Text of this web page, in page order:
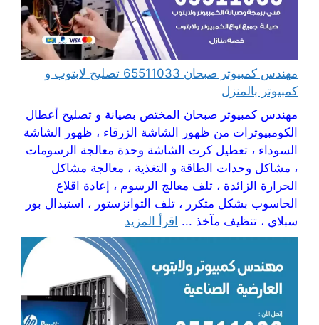
مهندس كمبيوتر صبحان 65511033 تصليح لابتوب و
كمبيوتر بالمنزل
مهندس كمبيوتر صبحان المختص بصيانة و تصليح أعطال
الكومبيوترات من ظهور الشاشة الزرقاء ، ظهور الشاشة
السوداء ، تعطيل كرت الشاشة وحدة معالجة الرسومات
، مشاكل وحدات الطاقة و التغذية ، معالجة مشاكل
الحرارة الزائدة ، تلف معالج الرسوم ، إعادة اقلاع
الحاسوب بشكل متكرر ، تلف التوانزستور ، استبدال بور
سبلاي ، تنظيف مآخذ ... اقرأ المزيد